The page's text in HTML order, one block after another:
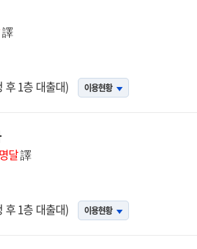
譯
후 1층 대출대) 이용현황
달譯
후 1층 대출대) 이용현황